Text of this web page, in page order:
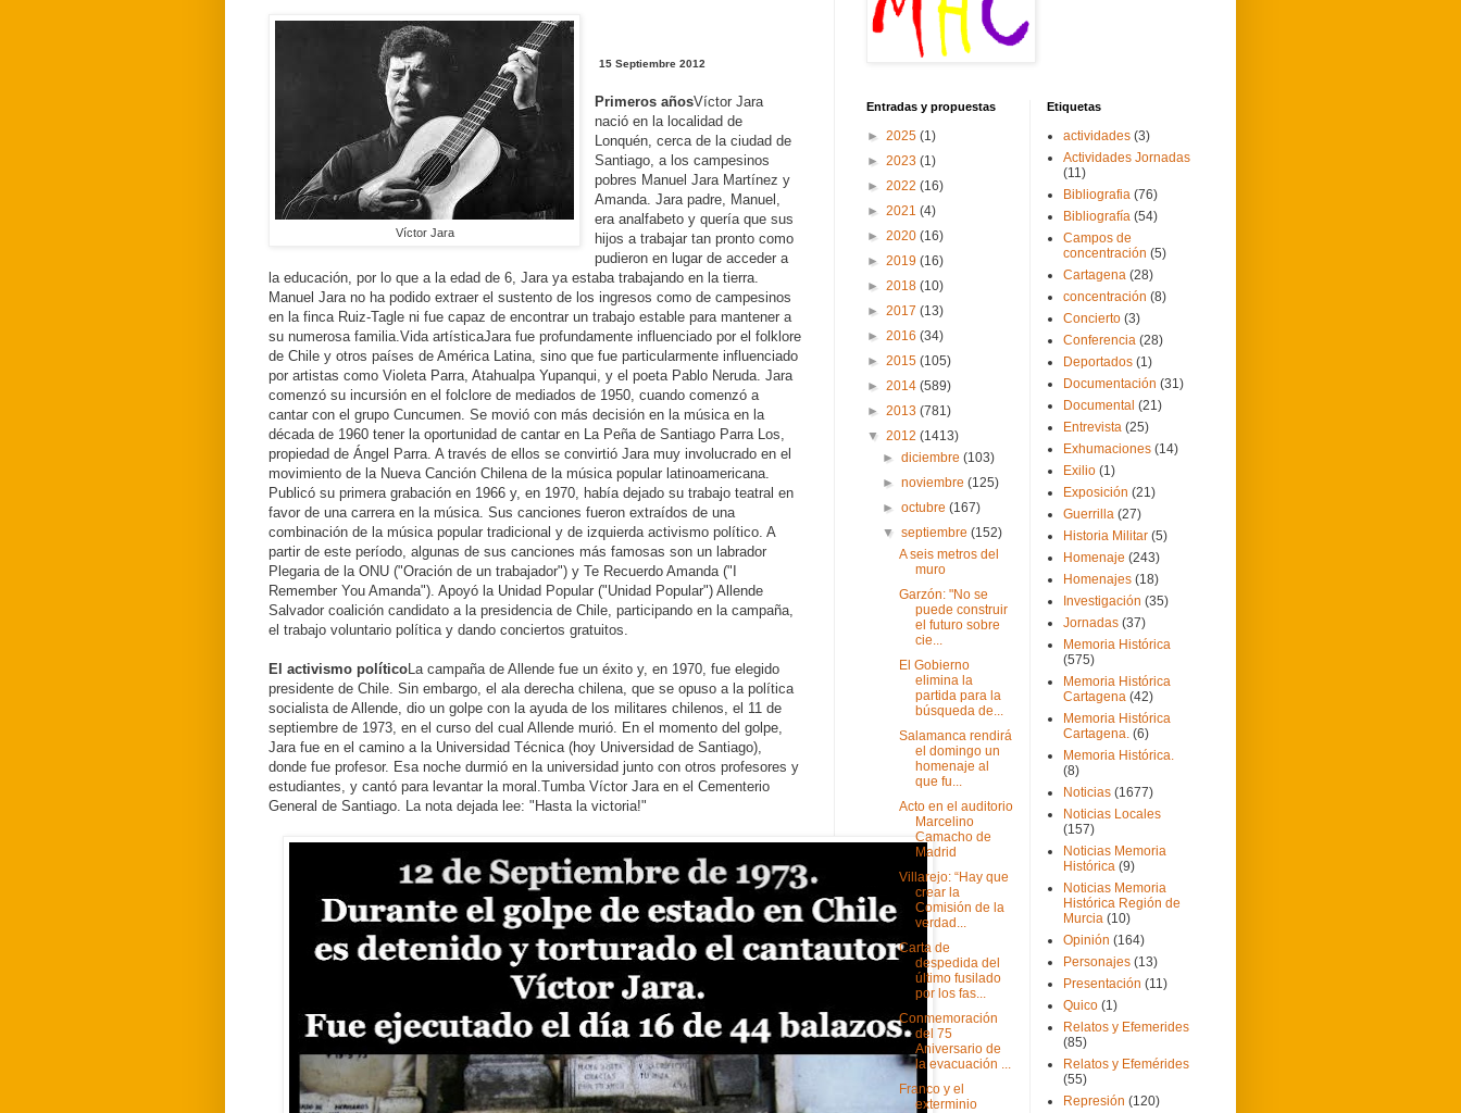
Víctor Jara
15 Septiembre 2012
Primeros añosVíctor Jara
nació en la localidad de
Lonquén, cerca de la ciudad de
Santiago, a los campesinos
pobres Manuel Jara Martínez y
Amanda.Jara padre, Manuel,
era analfabeto y quería que sus
hijos a trabajar tan pronto como
pudieron en lugar de acceder a
la educación, por lo que a la edad de 6, Jara ya estaba trabajando en la tierra.
Manuel Jara no ha podido extraer el sustento de los ingresos como de campesinos
en la finca Ruiz-Tagle ni fue capaz de encontrar un trabajo estable para mantener a
su numerosa familia.Vida artísticaJara fue profundamente influenciado por el folklore
de Chile y otros países de América Latina, sino que fue particularmente influenciado
por artistas como Violeta Parra, Atahualpa Yupanqui, y el poeta Pablo Neruda. Jara
comenzó su incursión en el folclore de mediados de 1950, cuando comenzó a
cantar con el grupo Cuncumen. Se movió con más decisión en la música en la
década de 1960 tener la oportunidad de cantar en La Peña de Santiago Parra Los,
propiedad de Ángel Parra. A través de ellos se convirtió Jara muy involucrado en el
movimiento de la Nueva Canción Chilena de la música popular latinoamericana.
Publicó su primera grabación en 1966 y, en 1970, había dejado su trabajo teatral en
favor de una carrera en la música. Sus canciones fueron extraídos de una
combinación de la música popular tradicional y de izquierda activismo político. A
partir de este período, algunas de sus canciones más famosas son un labrador
Plegaria de la ONU ("Oración de un trabajador") y Te Recuerdo Amanda ("I
Remember You Amanda"). Apoyó la Unidad Popular ("Unidad Popular") Allende
Salvador coalición candidato a la presidencia de Chile, participando en la campaña,
el trabajo voluntario política y dando conciertos gratuitos.
El activismo políticoLa campaña de Allende fue un éxito y, en 1970, fue elegido
presidente de Chile. Sin embargo, el ala derecha chilena, que se opuso a la política
socialista de Allende, dio un golpe con la ayuda de los militares chilenos, el 11 de
septiembre de 1973, en el curso del cual Allende murió. En el momento del golpe,
Jara fue en el camino a la Universidad Técnica (hoy Universidad de Santiago),
donde fue profesor. Esa noche durmió en la universidad junto con otros profesores y
estudiantes, y cantó para levantar la moral.Tumba Víctor Jara en el Cementerio
General de Santiago. La nota dejada lee: "Hasta la victoria!"
Entradas y propuestas
► 2025 (1)
► 2023 (1)
► 2022 (16)
► 2021 (4)
► 2020 (16)
► 2019 (16)
► 2018 (10)
► 2017 (13)
► 2016 (34)
► 2015 (105)
► 2014 (589)
► 2013 (781)
▼ 2012 (1413)
►diciembre(103)
►noviembre(125)
►octubre(167)
▼septiembre(152)
A seis metros del
muro
Garzón: "No se
puede construir
el futuro sobre
cie...
El Gobierno
elimina la
partida para la
búsqueda de...
Salamanca rendirá
el domingo un
homenaje al
que fu...
Acto en el auditorio
Marcelino
Camacho de
Madrid
Villarejo: “Hay que
crear la
Comisión de la
verdad...
Carta de
despedida del
último fusilado
por los fas...
Conmemoración
del 75
Aniversario de
la evacuación ...
Franco y el
exterminio
Etiquetas
actividades (3)
Actividades Jornadas
(11)
Bibliografia (76)
Bibliografía (54)
Campos de
concentración (5)
Cartagena (28)
concentración (8)
Concierto (3)
Conferencia (28)
Deportados (1)
Documentación (31)
Documental (21)
Entrevista (25)
Exhumaciones (14)
Exilio (1)
Exposición (21)
Guerrilla (27)
Historia Militar (5)
Homenaje (243)
Homenajes (18)
Investigación (35)
Jornadas (37)
Memoria Histórica
(575)
Memoria Histórica
Cartagena (42)
Memoria Histórica
Cartagena. (6)
Memoria Histórica.
(8)
Noticias (1677)
Noticias Locales
(157)
Noticias Memoria
Histórica (9)
Noticias Memoria
Histórica Región de
Murcia (10)
Opinión (164)
Personajes (13)
Presentación (11)
Quico (1)
Relatos y Efemerides
(85)
Relatos y Efemérides
(55)
Represión (120)